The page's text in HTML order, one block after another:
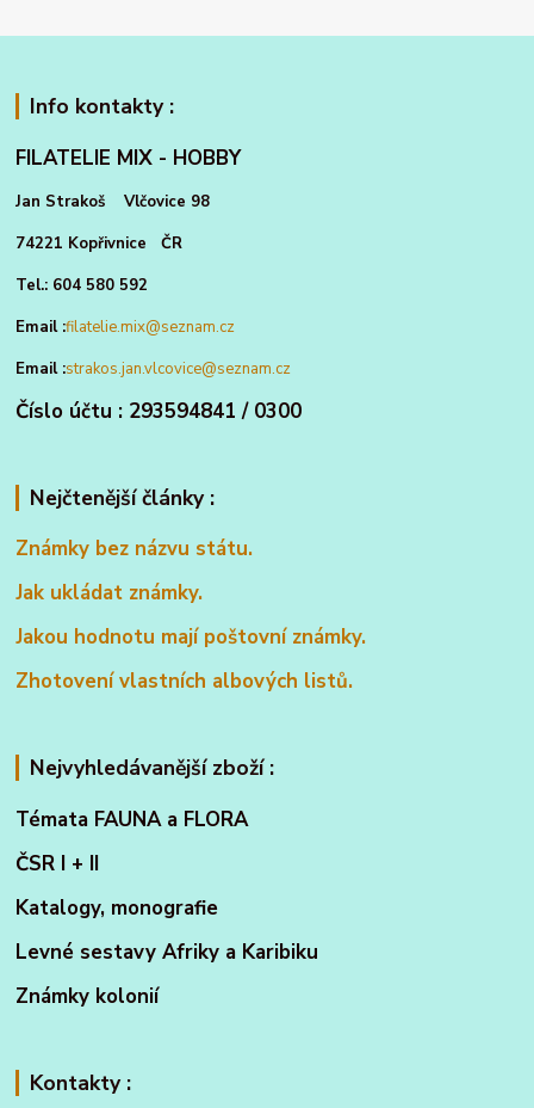
Info kontakty :
FILATELIE MIX - HOBBY
Jan Strakoš Vlčovice 98
74221 Kopřivnice ČR
Tel.: 604 580 592
Email :filatelie.mix@seznam.cz
Email :strakos.jan.vlcovice@seznam.cz
Číslo účtu : 293594841 / 0300
Nejčtenější články :
Známky bez názvu státu.
Jak ukládat známky.
Jakou hodnotu mají poštovní známky.
Zhotovení vlastních albových listů.
Nejvyhledávanější zboží :
Témata FAUNA a FLORA
ČSR I + II
Katalogy, monografie
Levné sestavy Afriky a Karibiku
Známky kolonií
Kontakty :